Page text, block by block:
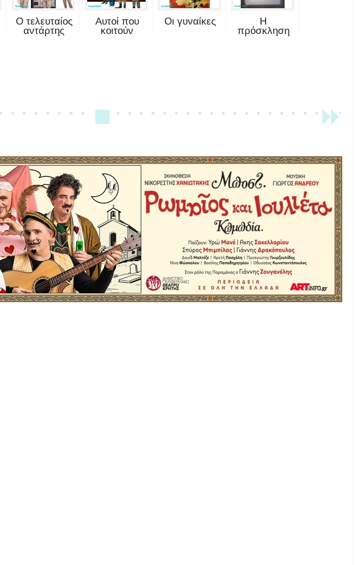
Ο τελευταίος
αντάρτης
Αυτοί που
κοιτούν
Οι γυναίκες
Η
πρόσκληση